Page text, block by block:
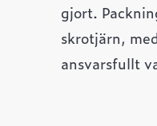
gjort.
skrotjärn,
ansvarsfullt